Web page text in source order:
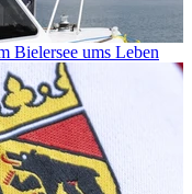
Bielersee ums Leben